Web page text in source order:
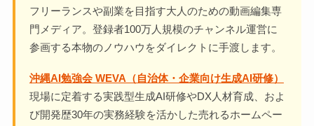
フリーランスや副業を目指す大人のための動画編集専
門メディア。登録者100万人規模のチャンネル運営に
参画する本物のノウハウをダイレクトに手渡します。
沖縄AI勉強会 WEVA（自治体・企業向け生成AI研修）
現場に定着する実践型生成AI研修やDX人材育成、およ
び開発歴30年の実務経験を活かした売れるホームペー